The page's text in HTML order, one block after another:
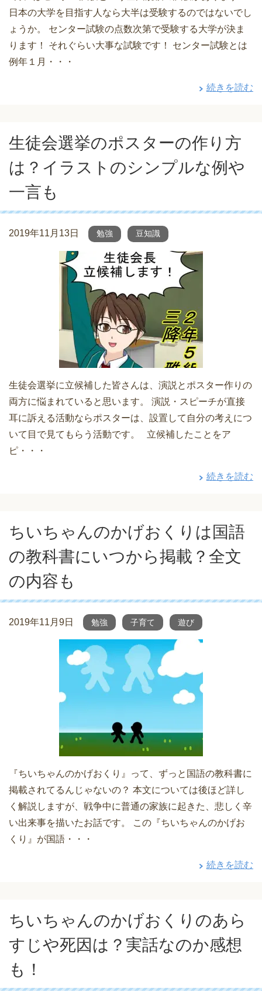
日本の大学を目指す人なら大半は受験するのではないでし
ょうか。 センター試験の点数次第で受験する大学が決ま
ります！ それぐらい大事な試験です！ センター試験とは
例年１月・・・
続きを読む
生徒会選挙のポスターの作り方
は？イラストのシンプルな例や
一言も
2019年11月13日 勉強 豆知識
生徒会選挙に立候補した皆さんは、演説とポスター作りの
両方に悩まれていると思います。 演説・スピーチが直接
耳に訴える活動ならポスターは、設置して自分の考えにつ
いて目で見てもらう活動です。 立候補したことをア
ピ・・・
続きを読む
ちいちゃんのかげおくりは国語
の教科書にいつから掲載？全文
の内容も
2019年11月9日 勉強 子育て 遊び
『ちいちゃんのかげおくり』って、ずっと国語の教科書に
掲載されてるんじゃないの？ 本文については後ほど詳し
く解説しますが、戦争中に普通の家族に起きた、悲しく辛
い出来事を描いたお話です。 この『ちいちゃんのかげお
くり』が国語・・・
続きを読む
ちいちゃんのかげおくりのあら
すじや死因は？実話なのか感想
も！